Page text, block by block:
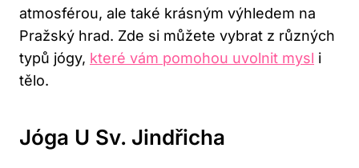
atmosférou, ale také krásným výhledem na
Pražský hrad. Zde si můžete vybrat z různých
typů jógy, které vám pomohou uvolnit mysl i
tělo.
Jóga U Sv. Jindřicha